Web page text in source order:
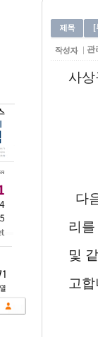
관
사
다
리
및
고